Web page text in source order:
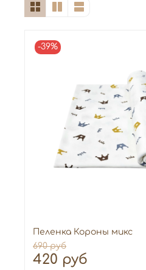
-39%
Пеленка Короны микс
690 руб
420 руб